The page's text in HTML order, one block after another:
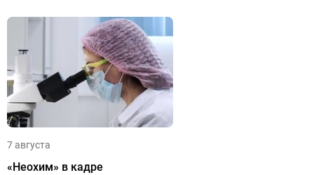
7 августа
«Неохим» в кадре